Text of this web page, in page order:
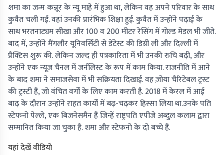
शमा का जन्म कन्नूर के न्यू माहे में हुआ था, लेकिन वह अपने परिवार के साथ
कुवैत चली गईं. वहां उनकी प्रारंभिक शिक्षा हुई. कुवैत में उन्होंने पढ़ाई के
साथ भरतनाट्यम सीखा और 100 व 200 मीटर रेसिंग में गोल्ड मेडल भी जीते.
बाद में, उन्होंने मैंगलौर यूनिवर्सिटी से डेंटेस्ट की डिग्री ली और दिल्ली में
प्रैक्टिस शुरू की. लेकिन जल्द ही पत्रकारिता में भी उनकी रुचि बढ़ी, और
उन्होंने एक न्यूज चैनल में जर्नलिस्ट के रूप में काम किया. राजनीति में आने
के बाद शमा ने समाजसेवा में भी सक्रियता दिखाई. वह ज़ोया चैरिटेबल ट्रस्ट
की ट्रस्टी हैं, जो वंचित वर्गों के लिए काम करती है. 2018 में केरल में आई
बाढ़ के दौरान उन्होंने राहत कार्यों में बढ़-चढ़कर हिस्सा लिया था.उनके पति
स्टेफनो पेल्ले, एक बिजनेसमैन हैं जिन्हें राष्ट्रपति एपीजे अब्दुल कलाम द्वारा
सम्मानित किया जा चुका है. शमा और स्टेफनो के दो बच्चे हैं.
यहां देखें वीडियो